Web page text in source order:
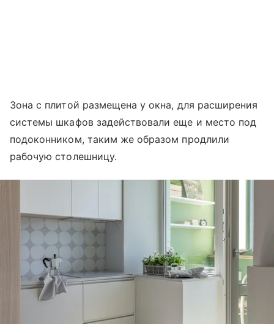
Зона с плитой размещена у окна, для расширения
системы шкафов задействовали еще и место под
подоконником, таким же образом продлили
рабочую столешницу.